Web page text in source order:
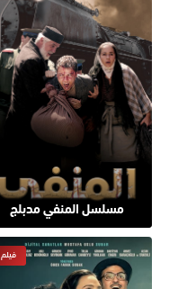
مسلسل المنفي مدبلج
فيلم